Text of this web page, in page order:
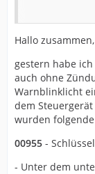
Die
Lenksäule
Kosten für das
(ohne
Vielen Dank
Hallo zusammen,
gestern habe
auch ohne
Warnblinklicht
dem
wurden
00955 -
- Unter dem